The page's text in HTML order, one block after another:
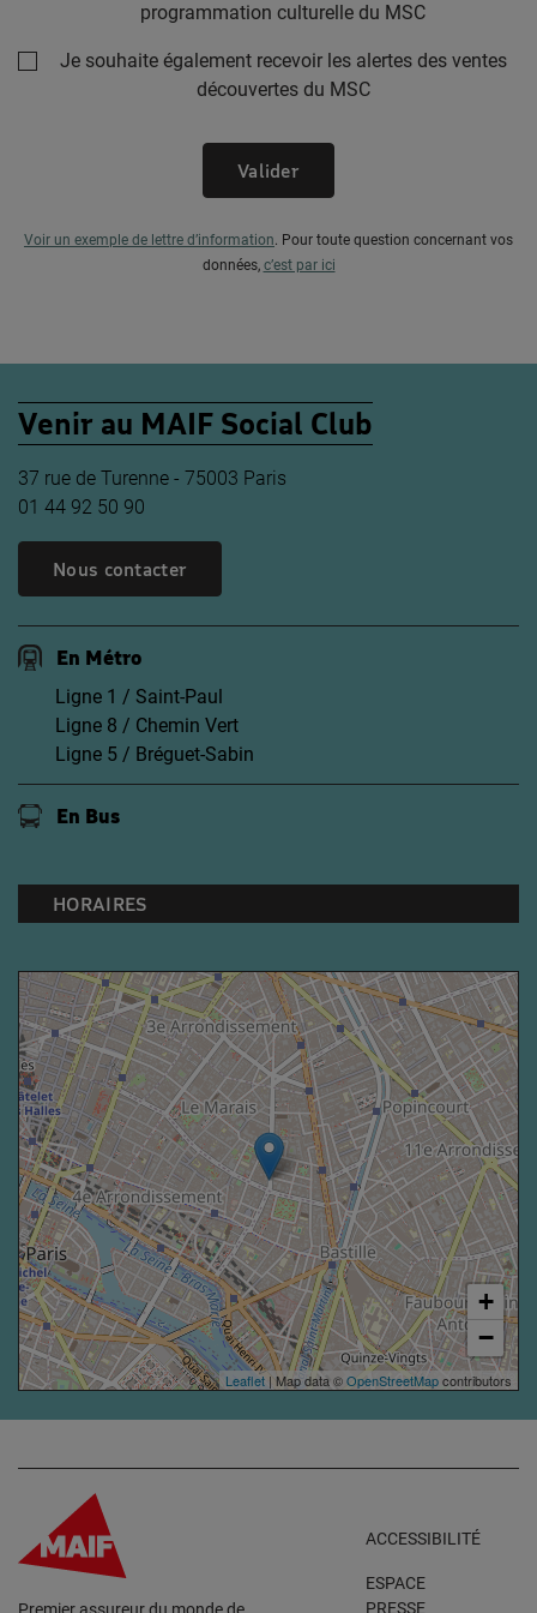
programmation culturelle du MSC
Je souhaite également recevoir les alertes des ventes
découvertes du MSC
Valider
Voir un exemple de lettre d’information Pour toute question concernant vos
données, c’est par ici
Venir au MAIF Social Club
37 rue de Turenne - 75003 Paris
01 44 92 50 90
Nous contacter
En Métro
Ligne 1 / Saint-Paul
Ligne 8 / Chemin Vert
Ligne 5 / Bréguet-Sabin
En Bus
HORAIRES
+
−
Leaflet | Map data ©OpenStreetMapcontributors
ACCESSIBILITÉ
ESPACE
PRESSE